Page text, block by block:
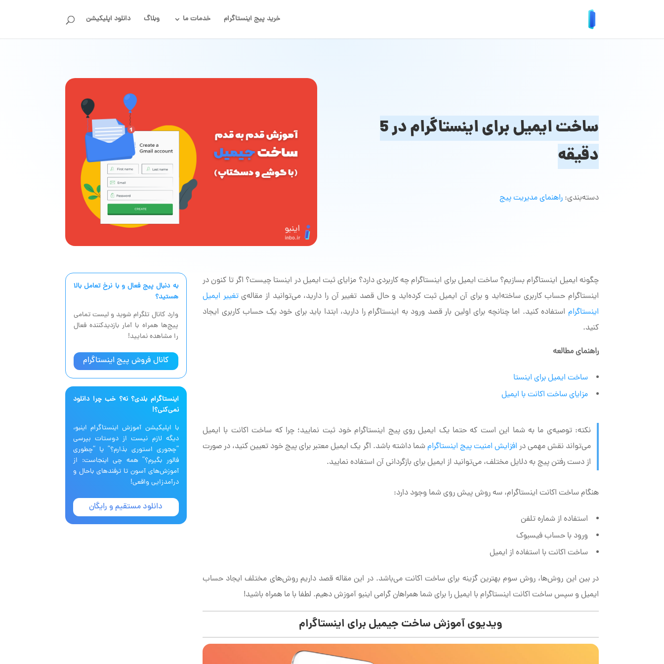
خرید پیج اینستاگرام خدمات ما وبلاگ دانلود اپلیکیشن
ساخت ایمیل برای اینستاگرام در 5
دقیقه
دسته‌بندی: راهنمای مدیریت پیج
به دنبال پیج فعال‌ و با نرخ تعامل بالا
هستید؟
وارد کانال تلگرام شوید و لیست تمامی
پیج‌ها همراه با آمار بازدیدکننده فعال
را مشاهده نمایید!
کانال فروش پیج اینستاگرام
اینستاگرام بلدی؟ نه؟ خب چرا دانلود
نمی‌کنی؟!
با اپلیکیشن آموزش اینستاگرام اینبو،
دیگه لازم نیست از دوستات بپرسی
“چجوری استوری بذارم؟” یا “چطوری
فالور بگیرم؟” همه چی اینجاست: از
آموزش‌های آسون تا ترفندهای باحال و
درآمدزایی واقعی!
دانلود مستقیم و رایگان
چگونه ایمیل اینستاگرام بسازیم؟ ساخت ایمیل برای اینستاگرام چه کاربردی دارد؟ مزایای ثبت ایمیل در اینستا چیست؟ اگر تا کنون در
اینستاگرام حساب کاربری ساخته‌اید و برای آن ایمیل ثبت کرده‌اید و حال قصد تغییر آن را دارید، می‌توانید از مقاله‌یتغییر ایمیل
اینستاگرام استفاده کنید. اما چنانچه برای اولین بار قصد ورود به اینستاگرام را دارید، ابتدا باید برای خود یک حساب کاربری ایجاد
کنید.
راهنمای مطالعه
ساخت ایمیل برای اینستا
مزایای ساخت اکانت با ایمیل
نکته: توصیه‌ی ما به شما این است که حتما یک ایمیل روی پیج اینستاگرام خود ثبت نمایید؛ چرا که ساخت اکانت با ایمیل
می‌تواند نقش مهمی در افزایش امنیت پیج اینستاگرامشما داشته باشد. اگر یک ایمیل معتبر برای پیج خود تعیین کنید، در صورت
از دست رفتن پیج به دلایل مختلف، می‌توانید از ایمیل برای بازگردانی آن استفاده نمایید.
هنگام ساخت اکانت اینستاگرام، سه روش پیش روی شما وجود دارد:
استفاده از شماره تلفن
ورود با حساب فیسبوک
ساخت اکانت با استفاده از ایمیل
در بین این روش‌ها، روش سوم بهترین گزینه برای ساخت اکانت می‌باشد. در این مقاله قصد داریم روش‌های مختلف ایجاد حساب
ایمیل و سپس ساخت اکانت اینستاگرام با ایمیل را برای شما همراهان گرامی اینبو آموزش دهیم. لطفا با ما همراه باشید!
ویدیوی آموزش ساخت جیمیل برای اینستاگرام